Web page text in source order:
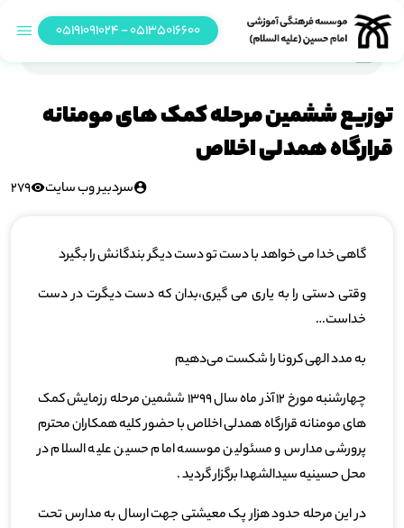
05135016600 - 05191091024
توزیع ششمین مرحله کمک های مومنانه
قرارگاه همدلی اخلاص
سردبیر وب سایت 279
گاهی خدا می خواهد با دست تو دست دیگر بندگانش را بگیرد
وقتی دستی را به یاری می گیری،بدان که دست دیگرت در دست
خداست…
به مدد الهی کرونا را شکست می‌دهیم
چهارشنبه مورخ ۱۲ آذر ماه سال ۱۳۹۹ ششمین مرحله رزمایش کمک
های مومنانه قرارگاه همدلی اخلاص با حضور کلیه همکاران محترم
پرورشی مدارس و مسئولین موسسه امام حسین علیه السلام در
محل حسینیه سیدالشهدا برگزار گردید .
در این مرحله حدود هزار پک معیشتی جهت ارسال به مدارس تحت